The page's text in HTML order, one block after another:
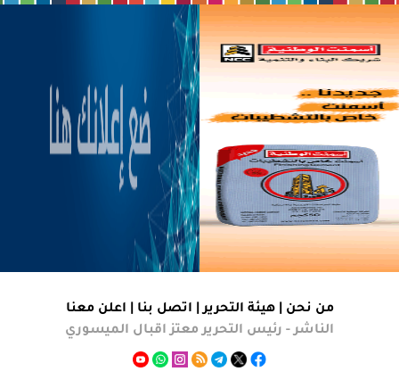
من نحن |هيئة التحرير اتصل بنا
اعلن معنا
الناشر - رئيس التحرير معتز اقبال الميسوري